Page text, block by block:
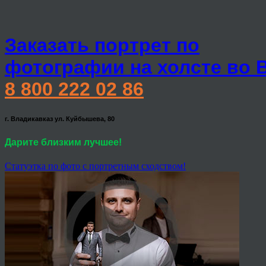
Заказать портрет по
фотографии на холсте во
8 800 222 02 86
г. Владикавказ ул. Куйбышева, 80
Дарите близким лучшее!
Статуэтка по фото с портретным сходством!